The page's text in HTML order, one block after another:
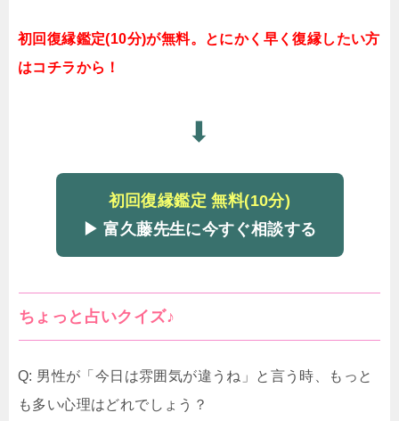
初回復縁鑑定(10分)が無料。とにかく早く復縁したい方
はコチラから！
⬇
初回復縁鑑定 無料(10分)
▶ 富久藤先生に今すぐ相談する
ちょっと占いクイズ♪
Q: 男性が「今日は雰囲気が違うね」と言う時、もっと
も多い心理はどれでしょう？